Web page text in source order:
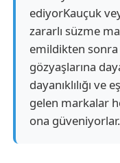
ediyorKauçuk
zararlı süzme
emildikten
gözyaşlarına
dayanıklılığı
gelen markalar
ona güveniyorlar.